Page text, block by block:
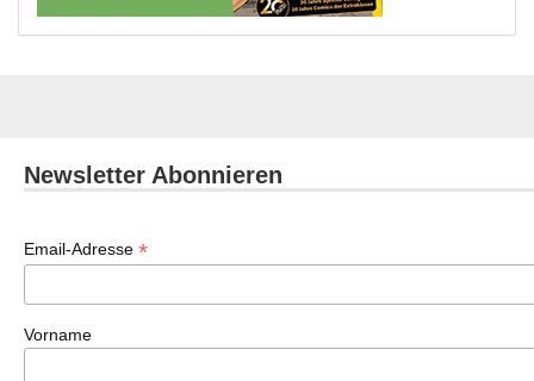
Newsletter Abonnieren
Email-Adresse *
Vorname